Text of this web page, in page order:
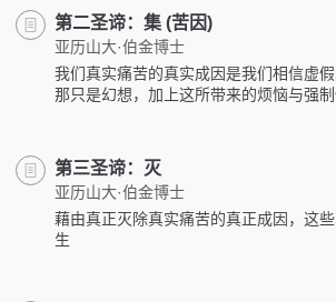
第二圣谛：集 (苦因)
亚历山大·伯金博士
我们真实痛苦的真实成因是我们相信虚
那只是幻想，加上这所带来的烦恼与强制
第三圣谛：灭
亚历山大·伯金博士
藉由真正灭除真实痛苦的真正成因，这
生